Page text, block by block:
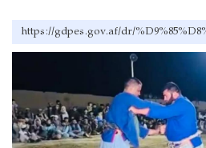
https://gdpes.gov.af/dr/